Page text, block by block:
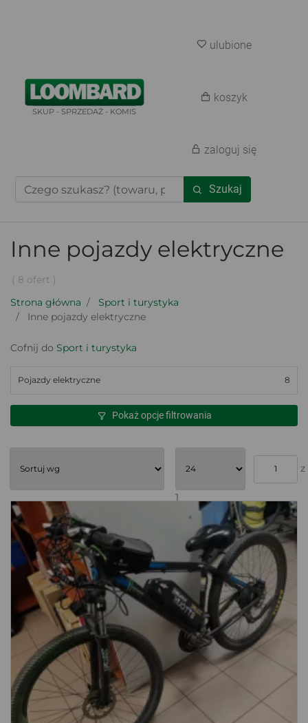
SKUP - SPRZEDAŻ - KOMIS
Szukaj
ulubione
koszyk
zaloguj się
Inne pojazdy elektryczne
( 8 ofert )
Strona główna
Sport i turystyka
Inne pojazdy elektryczne
Cofnij do Sport i turystyka
Pojazdy elektryczne 8
Pokaż opcje filtrowania
z
1